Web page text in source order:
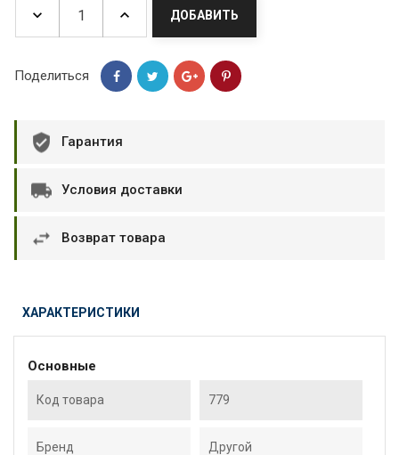
ДОБАВИТЬ
Поделиться
Гарантия
Условия доставки
Возврат товара
ХАРАКТЕРИСТИКИ
Основные
Код товара 779
Бренд Другой